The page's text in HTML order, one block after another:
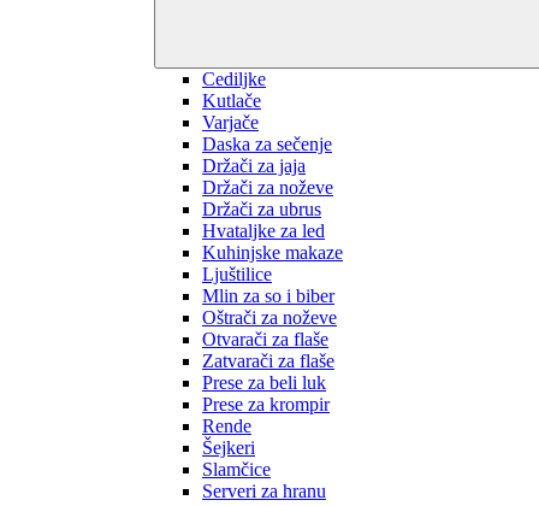
Cediljke
Kutlače
Varjače
Daska za sečenje
Držači za jaja
Držači za noževe
Držači za ubrus
Hvataljke za led
Kuhinjske makaze
Ljuštilice
Mlin za so i biber
Oštrači za noževe
Otvarači za flaše
Zatvarači za flaše
Prese za beli luk
Prese za krompir
Rende
Šejkeri
Slamčice
Serveri za hranu